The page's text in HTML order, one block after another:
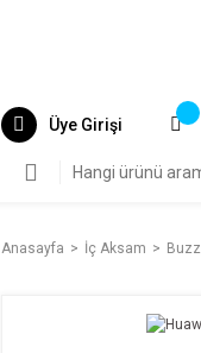
Üye Girişi
Anasayfa İç Aksam